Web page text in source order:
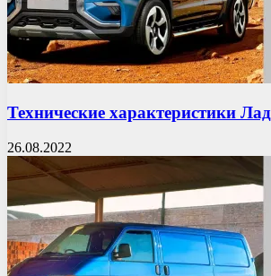
Технические характеристики
26.08.2022